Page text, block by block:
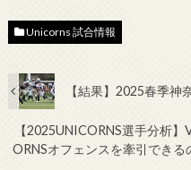
Unicorns 試合情報
【結果】2025春季神
【2025UNICORNS選手分析
ORNSオフェンスを牽引でき